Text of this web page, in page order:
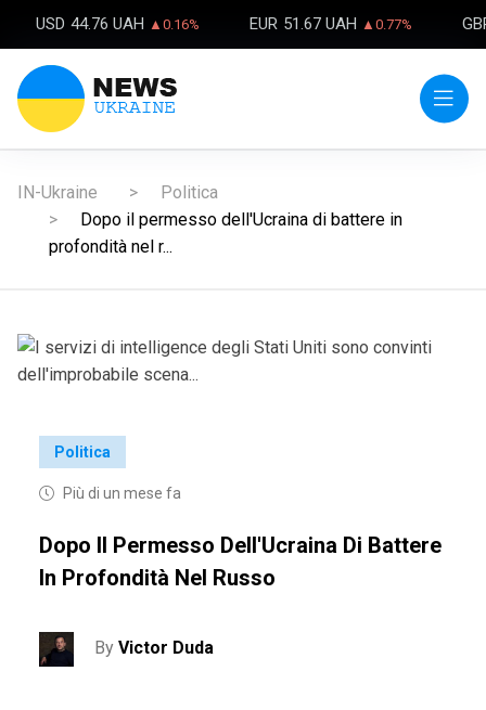
USD 44.76 UAH ▲0.16% EUR 51.67 UAH ▲0.77%
IN-Ukraine
Politica
Dopo il permesso dell'Ucraina di battere in
profondità nel r...
Politica
Più di un mese fa
Dopo Il Permesso Dell'Ucraina Di Battere
In Profondità Nel Russo
ByVictor Duda